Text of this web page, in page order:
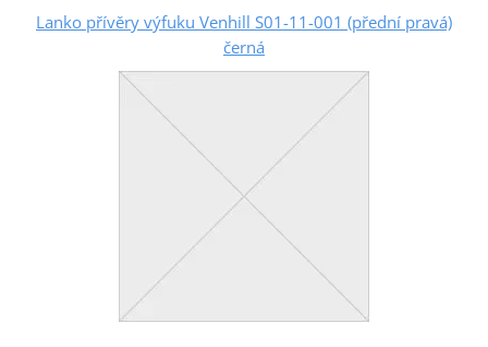
Lanko přívěry výfuku Venhill S01-11-001 (přední pravá)
černá